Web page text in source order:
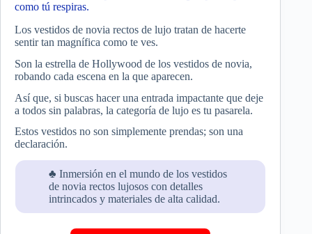
como tú respiras.
Los vestidos de novia rectos de lujo tratan de hacerte
sentir tan magnífica como te ves.
Son la estrella de Hollywood de los vestidos de novia,
robando cada escena en la que aparecen.
Así que, si buscas hacer una entrada impactante que deje
a todos sin palabras, la categoría de lujo es tu pasarela.
Estos vestidos no son simplemente prendas; son una
declaración.
♣ Inmersión en el mundo de los vestidos
de novia rectos lujosos con detalles
intrincados y materiales de alta calidad.